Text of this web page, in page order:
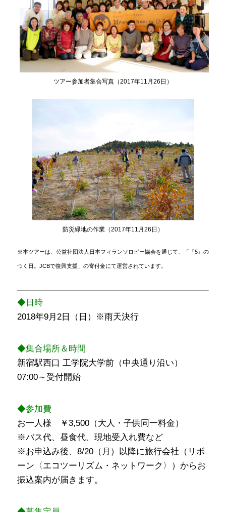
ツアー参加者集合写真（2017年11月26日）
防災緑地の作業（2017年11月26日）
※本ツアーは、公益社団法人日本フィランソロピー協会を通じて、「『5』の
つく日。JCBで復興支援」の寄付金にて運営されています。
◆日時
2018年9月2日（日）※雨天決行
◆集合場所＆時間
新宿駅西口 工学院大学前（中央通り沿い）
07:00～受付開始
◆参加費
お一人様 ￥3,500（大人・子供同一料金）
※バス代、昼食代、現地受入れ費など
※お申込み後、8/20（月）以降に旅行会社（リボ
ーン〈エコツーリズム・ネットワーク〉）からお
振込案内が届きます。